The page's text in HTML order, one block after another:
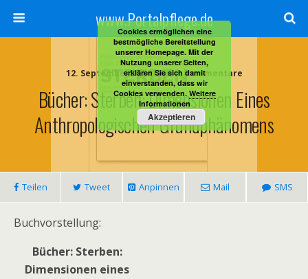
www.Portalpflege.de
12. September 2014 • Keine Kommentare
Bücher: Sterben: Dimensionen Eines
Anthropologischen Grundphänomens
Teilen Tweet Anpinnen Mail SMS
Buchvorstellung:
Bücher: Sterben:
Dimensionen eines
Cookies ermöglichen eine
bestmögliche Bereitstellung
unserer Homepage. Mit der
Nutzung unserer Seiten,
erklären Sie sich damit
einverstanden, dass wir
Cookies verwenden. Weitere
Informationen
Akzeptieren